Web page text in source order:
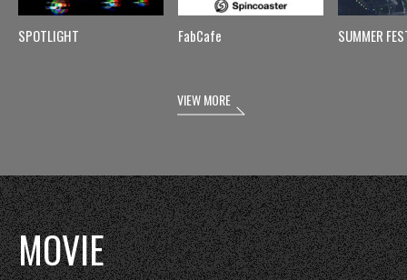
SPOTLIGHT FabCafe SUMMER
VIEW MORE
MOVIE